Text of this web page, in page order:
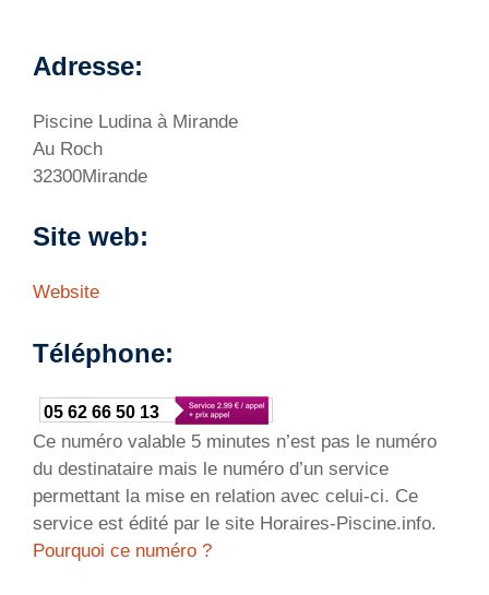
Adresse:
Piscine Ludina à Mirande
Au Roch
32300Mirande
Site web:
Website
Téléphone:
05 62 66 50 13
Ce numéro valable 5 minutes n’est pas le numéro
du destinataire mais le numéro d’un service
permettant la mise en relation avec celui-ci. Ce
service est édité par le site Horaires-Piscine.info.
Pourquoi ce numéro ?